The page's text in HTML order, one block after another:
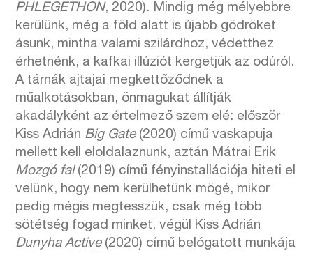
PHLEGETHON, 2020). Mindig még mélyebbre
kerülünk, még a föld alatt is újabb gödröket
ásunk, mintha valami szilárdhoz, védetthez
érhetnénk, a kafkai illúziót kergetjük az odúról.
A tárnák ajtajai megkettőződnek a
műalkotásokban, önmagukat állítják
akadályként az értelmező szem elé: először
Kiss Adrián Big Gate(2020) című vaskapuja
mellett kell eloldalaznunk, aztán Mátrai Erik
Mozgó fal(2019) című fényinstallációja hiteti el
velünk, hogy nem kerülhetünk mögé, mikor
pedig mégis megtesszük, csak még több
sötétség fogad minket, végül Kiss Adrián
Dunyha Active(2020) című belógatott munkája